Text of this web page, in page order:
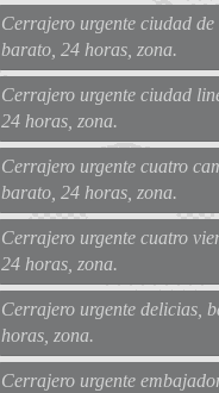
Cerrajero urgente ciudad de
barato, 24 horas, zona.
Cerrajero urgente ciudad
24 horas, zona.
Cerrajero urgente cuatro
barato, 24 horas, zona.
Cerrajero urgente cuatro
24 horas, zona.
Cerrajero urgente delicias,
horas, zona.
Cerrajero urgente